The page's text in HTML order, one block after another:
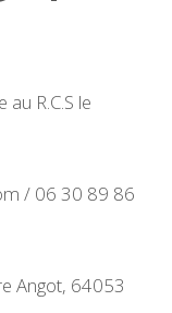
R.C.S le
/ 06 30 89 86
Angot, 64053